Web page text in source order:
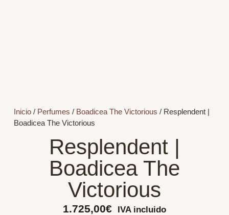
Inicio/ Perfumes / Boadicea The Victorious / Resplendent |
Boadicea The Victorious
Resplendent |
Boadicea The
Victorious
1.725,00€ IVA incluido